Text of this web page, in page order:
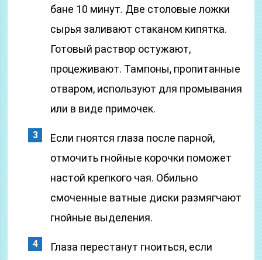
бане 10 минут. Две столовые ложки
сырья заливают стаканом кипятка.
Готовый раствор остужают,
процеживают. Тампоны, пропитанные
отваром, используют для промывания
или в виде примочек.
Если гноятся глаза после парной,
отмочить гнойные корочки поможет
настой крепкого чая. Обильно
смоченные ватные диски размягчают
гнойные выделения.
Глаза перестанут гноиться, если